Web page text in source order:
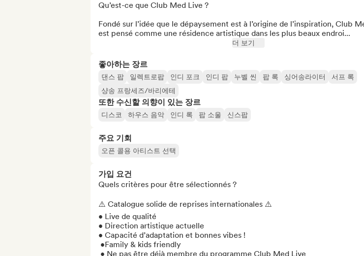
Qu’est-ce que Club Med Live ?
Fondé sur l’idée que le dépaysement est à l’origine de l’inspiration, Club
est pensé comme une résidence artistique dans les plus beaux endroi...
더 보기
좋아하는 장르
댄스 팝 일렉트로팝 인디 포크 인디 팝 누벨 씬 팝 록 싱어송라이터
서프 록
샹송 프랑세즈/바리에테
또한 수신할 의향이 있는 장르
디스코 하우스 음악 인디 록 팝 소울 신스팝
주요 기회
오픈 콜용 아티스트 선택
가입 요건
Quels critères pour être sélectionnés ?
⚠️ Catalogue solide de reprises internationales ⚠️
• Live de qualité
• Direction artistique actuelle
• Capacité d’adaptation et bonnes vibes !